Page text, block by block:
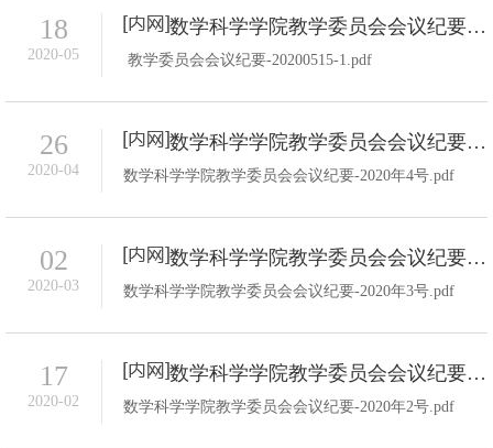
18
2020-05
数学科学学院教学委员会会议纪要-2020年5号
教学委员会会议纪要-20200515-1.pdf
26
2020-04
数学科学学院教学委员会会议纪要-2020年4号
数学科学学院教学委员会会议纪要-2020年4号.pdf
02
2020-03
数学科学学院教学委员会会议纪要-2020年3号
数学科学学院教学委员会会议纪要-2020年3号.pdf
17
2020-02
数学科学学院教学委员会会议纪要-2020年2号
数学科学学院教学委员会会议纪要-2020年2号.pdf